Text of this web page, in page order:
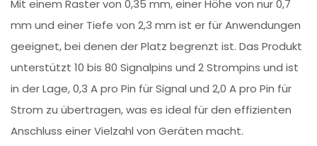
Mit einem Raster von 0,35 mm, einer Höhe von nur 0,7
mm und einer Tiefe von 2,3 mm ist er für Anwendungen
geeignet, bei denen der Platz begrenzt ist. Das Produkt
unterstützt 10 bis 80 Signalpins und 2 Strompins und ist
in der Lage, 0,3 A pro Pin für Signal und 2,0 A pro Pin für
Strom zu übertragen, was es ideal für den effizienten
Anschluss einer Vielzahl von Geräten macht.